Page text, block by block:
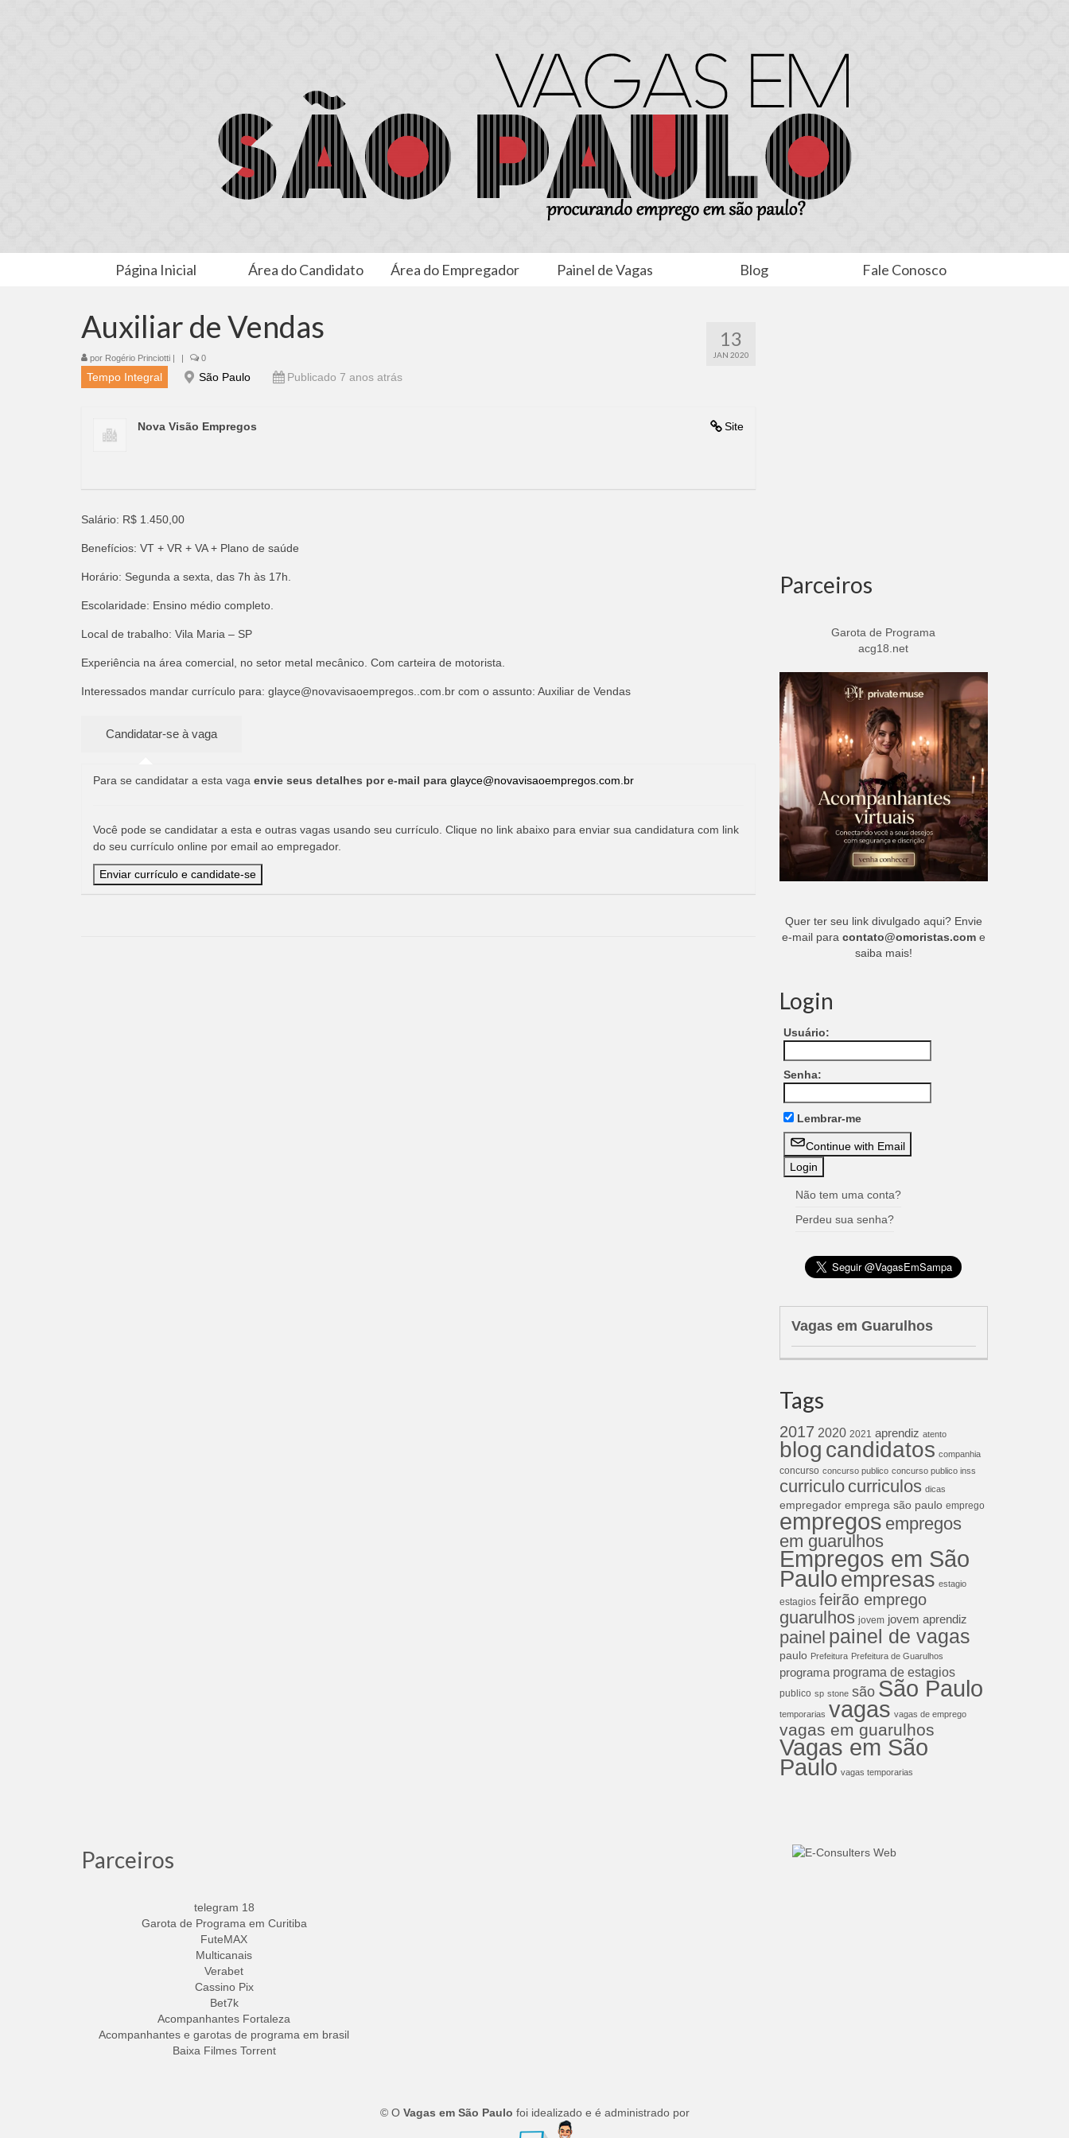
Página Inicial Área do Candidato Área do Empregador Painel de Vagas Blog Fale Conosco
13
JAN 2020
Auxiliar de Vendas
por Rogério Princiotti | | 0
Tempo Integral São Paulo Publicado 7 anos atrás
Site
Nova Visão Empregos
Salário: R$ 1.450,00
Benefícios: VT + VR + VA + Plano de saúde
Horário: Segunda a sexta, das 7h às 17h.
Escolaridade: Ensino médio completo.
Local de trabalho: Vila Maria – SP
Experiência na área comercial, no setor metal mecânico. Com carteira de motorista.
Interessados mandar currículo para: glayce@novavisaoempregos..com.br com o assunto: Auxiliar de Vendas
Para se candidatar a esta vaga envie seus detalhes por e-mail para glayce@novavisaoempregos.com.br
Você pode se candidatar a esta e outras vagas usando seu currículo. Clique no link abaixo para enviar sua candidatura com link
do seu currículo online por email ao empregador.
Parceiros
Garota de Programa
acg18.net
Quer ter seu link divulgado aqui? Envie
e-mail para contato@omoristas.come
saiba mais!
Login
Usuário:
Senha:
Lembrar-me
Continue with Email
Não tem uma conta?
Perdeu sua senha?
Vagas em Guarulhos
Tags
2017 2020 2021 aprendiz atento
blog candidatos companhia
concurso concurso publico concurso publico inss
curriculo curriculos dicas
empregador emprega são paulo emprego
empregos empregos
em guarulhos
Empregos em São
Pauloempresas estagio
estagios feirão emprego
guarulhos jovem jovem aprendiz
painel painel de vagas
paulo Prefeitura Prefeitura de Guarulhos
programa programa de estagios
publico sp stone são São Paulo
temporarias vagas vagas de emprego
vagas em guarulhos
Vagas em São
Paulo vagas temporarias
Parceiros
telegram 18
Garota de Programa em Curitiba
FuteMAX
Multicanais
Verabet
Cassino Pix
Bet7k
Acompanhantes Fortaleza
Acompanhantes e garotas de programa em brasil
Baixa Filmes Torrent
© O Vagas em São Paulo foi idealizado e é administrado por